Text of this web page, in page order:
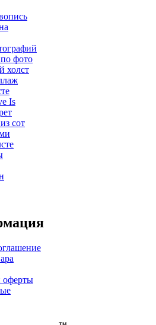
фото
холст
Is
сот
оферты